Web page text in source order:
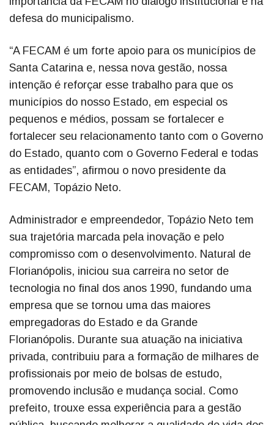
defesa do municipalismo.
“A FECAM é um forte apoio para os municípios de
Santa Catarina e, nessa nova gestão, nossa
intenção é reforçar esse trabalho para que os
municípios do nosso Estado, em especial os
pequenos e médios, possam se fortalecer e
fortalecer seu relacionamento tanto com o Governo
do Estado, quanto com o Governo Federal e todas
as entidades”, afirmou o novo presidente da
FECAM, Topázio Neto.
Administrador e empreendedor, Topázio Neto tem
sua trajetória marcada pela inovação e pelo
compromisso com o desenvolvimento. Natural de
Florianópolis, iniciou sua carreira no setor de
tecnologia no final dos anos 1990, fundando uma
empresa que se tornou uma das maiores
empregadoras do Estado e da Grande
Florianópolis. Durante sua atuação na iniciativa
privada, contribuiu para a formação de milhares de
profissionais por meio de bolsas de estudo,
promovendo inclusão e mudança social. Como
prefeito, trouxe essa experiência para a gestão